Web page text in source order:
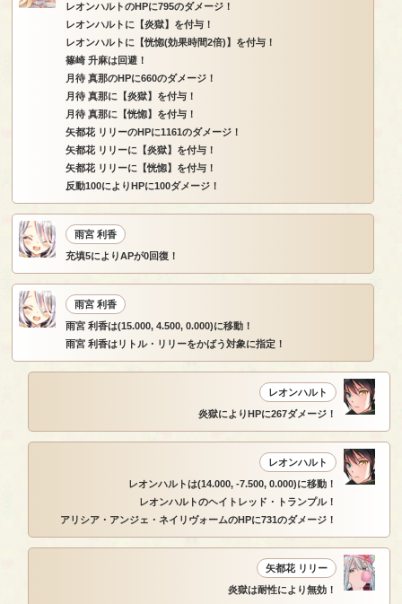
レオンハルトのHPに795のダメージ！
レオンハルトに【炎獄】を付与！
レオンハルトに【恍惚(効果時間2倍)】を付与！
篠崎 升麻は回避！
月待 真那のHPに660のダメージ！
月待 真那に【炎獄】を付与！
月待 真那に【恍惚】を付与！
矢都花 リリーのHPに1161のダメージ！
矢都花 リリーに【炎獄】を付与！
矢都花 リリーに【恍惚】を付与！
反動100によりHPに100ダメージ！
雨宮 利香
充填5によりAPが0回復！
雨宮 利香
雨宮 利香は(15.000, 4.500, 0.000)に移動！
雨宮 利香はリトル・リリーをかばう対象に指定！
レオンハルト
炎獄によりHPに267ダメージ！
レオンハルト
レオンハルトは(14.000, -7.500, 0.000)に移動！
レオンハルトのヘイトレッド・トランプル！
アリシア・アンジェ・ネイリヴォームのHPに731のダメージ！
矢都花 リリー
炎獄は耐性により無効！